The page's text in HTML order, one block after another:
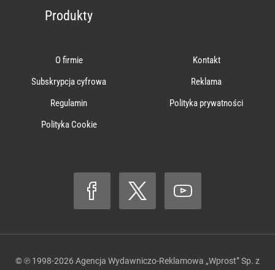
Produkty
O firmie
Kontakt
Subskrypcja cyfrowa
Reklama
Regulamin
Polityka prywatności
Polityka Cookie
© ℗ 1998-2026 Agencja Wydawniczo-Reklamowa „Wprost” Sp. z